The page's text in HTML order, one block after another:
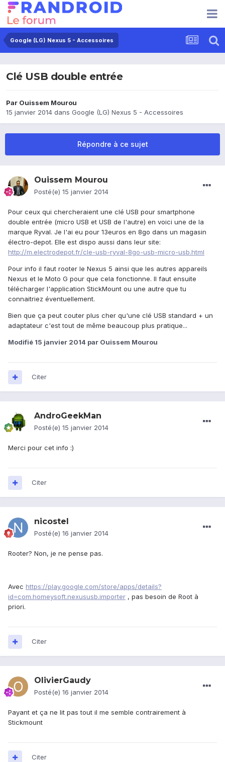
Google (LG) Nexus 5 - Accessoires
Clé USB double entrée
Par Ouissem Mourou
15 janvier 2014 dans Google (LG) Nexus 5 - Accessoires
Répondre à ce sujet
Ouissem Mourou
Posté(e) 15 janvier 2014
Pour ceux qui chercheraient une clé USB pour smartphone
double entrée (micro USB et USB de l'autre) en voici une de la
marque Ryval. Je l'ai eu pour 13euros en 8go dans un magasin
électro-depot. Elle est dispo aussi dans leur site:
http://m.electrodepot.fr/cle-usb-ryval-8go-usb-micro-usb.html
Pour info il faut rooter le Nexus 5 ainsi que les autres appareils
Nexus et le Moto G pour que cela fonctionne. Il faut ensuite
télécharger l'application StickMount ou une autre que tu
connaitriez éventuellement.
Bien que ça peut couter plus cher qu'une clé USB standard + un
adaptateur c'est tout de même beaucoup plus pratique...
Modifié 15 janvier 2014 par Ouissem Mourou
Citer
AndroGeekMan
Posté(e) 15 janvier 2014
Merci pour cet info :)
Citer
nicostel
Posté(e) 16 janvier 2014
Rooter? Non, je ne pense pas.
Avec https://play.google.com/store/apps/details?
id=com.homeysoft.nexususb.importer , pas besoin de Root à
priori.
Citer
OlivierGaudy
Posté(e) 16 janvier 2014
Payant et ça ne lit pas tout il me semble contrairement à
Stickmount
Citer